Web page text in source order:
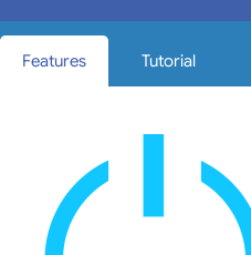
Features Tutorial